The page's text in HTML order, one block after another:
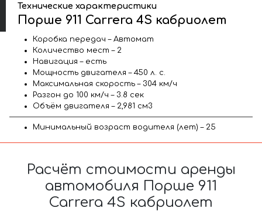
Технические характеристики
Порше 911 Carrera 4S кабриолет
Коробка передач – Автомат
Количество мест – 2
Навигация – есть
Мощность двигателя – 450 л. с.
Максимальная скорость – 304 км/ч
Разгон до 100 км/ч – 3.8 сек
Объём двигателя – 2,981 см3
Минимальный возраст водителя (лет) – 25
Расчёт стоимости аренды
автомобиля Порше 911
Carrera 4S кабриолет